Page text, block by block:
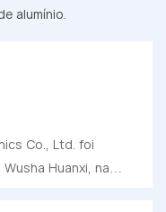
alumínio.
Co., Ltd. foi
Huanxi, na